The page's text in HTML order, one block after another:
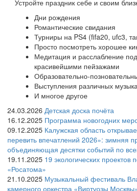
Устройте праздник себе и своим
Дни рождения
Романтические свидания
Турниры на PS4 (fifa20, ufc3,
Просто посмотреть хорошее
Медитация и расслабление
красивейшими пейзажами
Образовательно-
Выступления различных
И многое другое
24.03.2026 Детская доска почёта
16.12.2025 Программа новогодних
09.12.2025 Калужская область
перевить впечатлений 2026»: зимняя
объединяющая десятки событий по
19.11.2025 19 экологических проектов
«Росатома»
21.10.2025 Музыкальный фестиваль
камерного оркестра «Виртуозы